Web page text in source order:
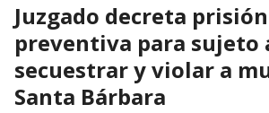
Juzgado decreta prisión
preventiva para sujeto
secuestrar y violar a
Santa Bárbara